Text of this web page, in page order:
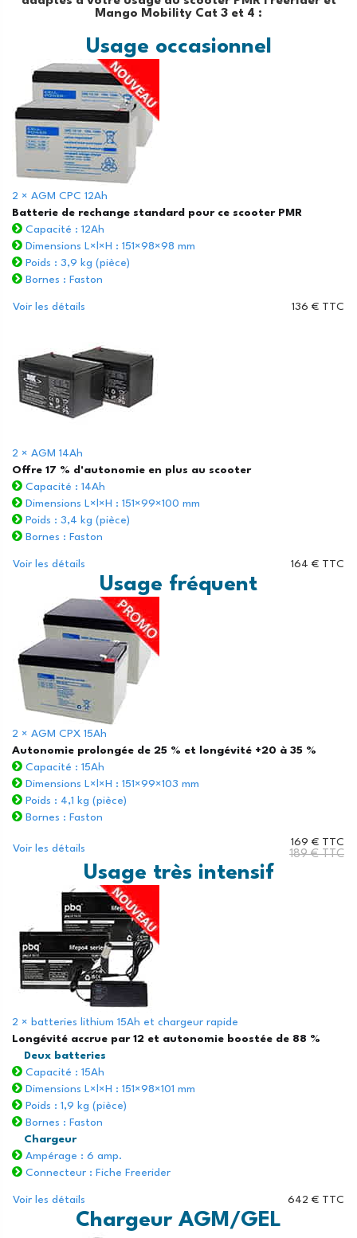
Mango Mobility Cat 3 et 4 :
Usage occasionnel
2 × AGM CPC 12Ah
Batterie de rechange standard pour ce scooter PMR
Capacité : 12Ah
Dimensions L×l×H : 151×98×98 mm
Poids : 3,9 kg (pièce)
Bornes : Faston
Voir les détails 136 € TTC
2 × AGM 14Ah
Offre 17 % d'autonomie en plus au scooter
Capacité : 14Ah
Dimensions L×l×H : 151×99×100 mm
Poids : 3,4 kg (pièce)
Bornes : Faston
Voir les détails 164 € TTC
Usage fréquent
2 × AGM CPX 15Ah
Autonomie prolongée de 25 % et longévité +20 à 35 %
Capacité : 15Ah
Dimensions L×l×H : 151×99×103 mm
Poids : 4,1 kg (pièce)
Bornes : Faston
Voir les détails
169 € TTC
189 € TTC
Usage très intensif
2 × batteries lithium 15Ah et chargeur rapide
Longévité accrue par 12 et autonomie boostée de 88 %
Deux batteries
Capacité : 15Ah
Dimensions L×l×H : 151×98×101 mm
Poids : 1,9 kg (pièce)
Bornes : Faston
Chargeur
Ampérage : 6 amp.
Connecteur : Fiche Freerider
Voir les détails 642 € TTC
Chargeur AGM/GEL